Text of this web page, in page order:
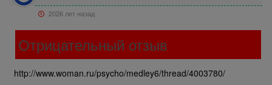
2026 лет назад
Отрицательный отзыв
http://www.woman.ru/psycho/medley6/thread/4003780/